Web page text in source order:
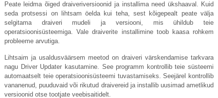
Peate leidma õiged draiveriversioonid ja installima need ükshaaval. Kuid
seda protsessi on lihtsam öelda kui teha, sest kõigepealt peate välja
selgitama draiveri mudeli ja versiooni, mis ühildub teie
operatsioonisüsteemiga. Vale draiverite installimine toob kaasa rohkem
probleeme arvutiga.
Lihtsaim ja usaldusväärsem meetod on draiveri värskendamise tarkvara
nagu Driver Updater kasutamine. See programm kontrollib teie süsteemi
automaatselt teie operatsioonisüsteemi tuvastamiseks. Seejärel kontrollib
vananenud, puuduvaid või rikutud draivereid ja installib uusimad ametlikud
versioonid otse tootjate veebisaitidelt.